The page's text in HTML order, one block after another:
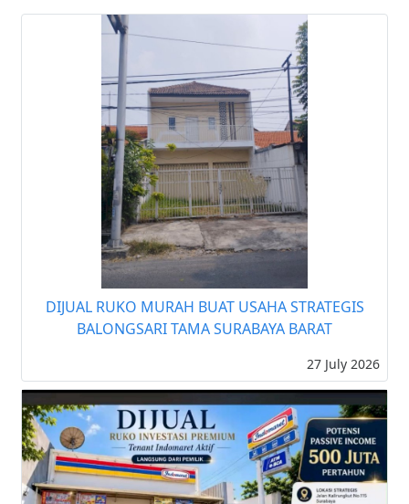
DIJUAL RUKO MURAH BUAT USAHA STRATEGIS
BALONGSARI TAMA SURABAYA BARAT
27 July 2026